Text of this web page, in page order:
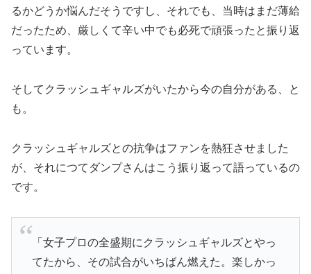
るかどうか悩んだそうですし、それでも、当時はまだ薄給
だったため、厳しくて辛い中でも必死で頑張ったと振り返
っています。
そしてクラッシュギャルズがいたから今の自分がある、と
も。
クラッシュギャルズとの抗争はファンを熱狂させました
が、それにつてダンプさんはこう振り返って語っているの
です。
「女子プロの全盛期にクラッシュギャルズとやっ
てたから、その試合がいちばん燃えた。楽しかっ